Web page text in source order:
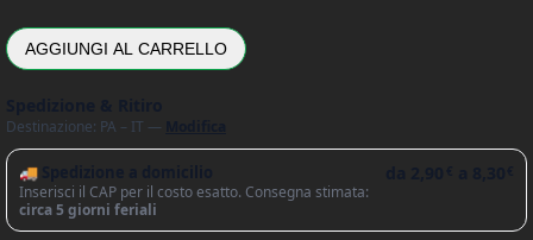
AGGIUNGI AL CARRELLO
Destinazione: PA – IT —
🚚 Spedizione a domicilio
Inserisci il CAP per il costo esatto. Consegna stimata:
circa 5 giorni feriali